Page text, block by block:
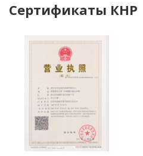
Сертификаты КНР